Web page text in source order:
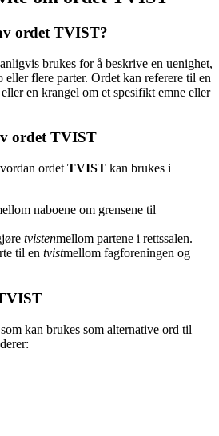
ordet TVIST?
brukes for å beskrive en uenighet,
flere parter. Ordet kan referere til en
en krangel om et spesifikt emne eller
ordet TVIST
ordet TVIST kan brukes i
naboene om grensene til
tvistenmellom partene i rettssalen.
til en tvistmellom fagforeningen og
kan brukes som alternative ord til